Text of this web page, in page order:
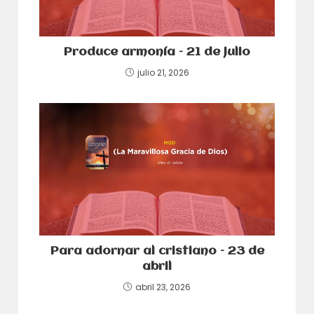
Produce armonía – 21 de julio
julio 21, 2026
Para adornar al cristiano – 23 de
abril
abril 23, 2026